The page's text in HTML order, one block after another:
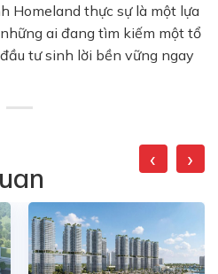
Homeland thực sự là một lựa
ai đang tìm kiếm một tổ
tư sinh lời bền vững ngay
‹ ›